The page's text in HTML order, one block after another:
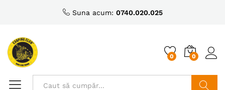
Suna acum: 0740.020.025
0 0